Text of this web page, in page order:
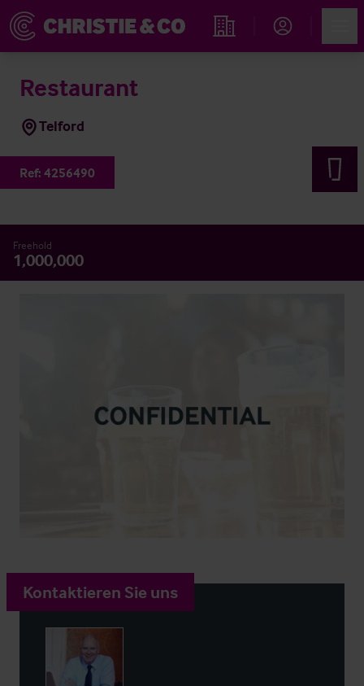
Immobiliensuche
Restaurant
Telford
Ref: 4256490
Freehold
1,000,000
Kontaktieren Sie uns